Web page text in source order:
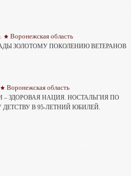
Воронежская область
ЗОЛОТОМУ ПОКОЛЕНИЮ ВЕТЕРАНОВ
Воронежская область
– ЗДОРОВАЯ НАЦИЯ. НОСТАЛЬГИЯ ПО
В 95-ЛЕТНИЙ ЮБИЛЕЙ.